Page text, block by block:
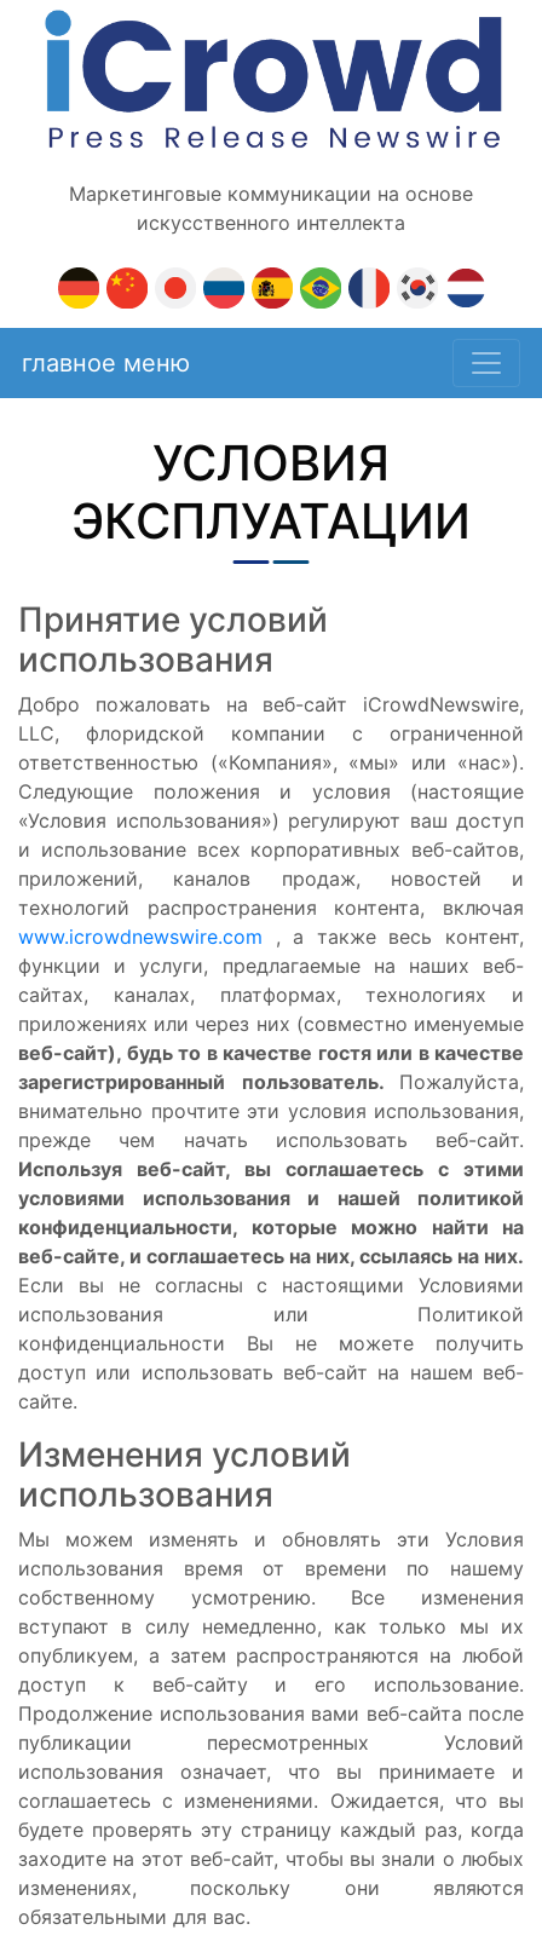
Маркетинговые коммуникации на основе
искусственного интеллекта
главное меню
УСЛОВИЯ
ЭКСПЛУАТАЦИИ
Принятие условий
использования
Добро пожаловать на веб-сайт iCrowdNewswire,
LLC, флоридской компании с ограниченной
ответственностью («Компания», «мы» или «нас»).
Следующие положения и условия (настоящие
«Условия использования») регулируют ваш доступ
и использование всех корпоративных веб-сайтов,
приложений, каналов продаж, новостей и
технологий распространения контента, включая
www.icrowdnewswire.com , а также весь контент,
функции и услуги, предлагаемые на наших веб-
сайтах, каналах, платформах, технологиях и
приложениях или через них (совместно именуемые
веб-сайт), будь то в качестве гостя или в качестве
зарегистрированный пользователь. Пожалуйста,
внимательно прочтите эти условия использования,
прежде чем начать использовать веб-сайт.
Используя веб-сайт, вы соглашаетесь с этими
условиями использования и нашей политикой
конфиденциальности, которые можно найти на
веб-сайте, и соглашаетесь на них, ссылаясь на них.
Если вы не согласны с настоящими Условиями
использования или Политикой
конфиденциальности Вы не можете получить
доступ или использовать веб-сайт на нашем веб-
сайте.
Изменения условий
использования
Мы можем изменять и обновлять эти Условия
использования время от времени по нашему
собственному усмотрению. Все изменения
вступают в силу немедленно, как только мы их
опубликуем, а затем распространяются на любой
доступ к веб-сайту и его использование.
Продолжение использования вами веб-сайта после
публикации пересмотренных Условий
использования означает, что вы принимаете и
соглашаетесь с изменениями. Ожидается, что вы
будете проверять эту страницу каждый раз, когда
заходите на этот веб-сайт, чтобы вы знали о любых
изменениях, поскольку они являются
обязательными для вас.